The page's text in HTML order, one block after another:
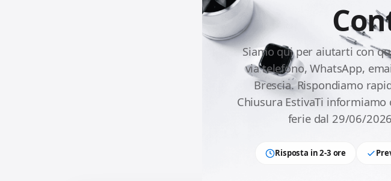
Siamo qui per aiutarti con
via telefono, WhatsApp,
Brescia. Rispondiamo
Chiusura EstivaTi
ferie dal 29/06/
Risposta in 2-3 ore